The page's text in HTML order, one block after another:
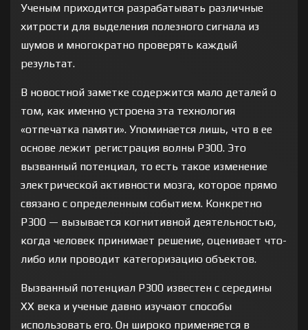
Ученым приходится разрабатывать различные
хитрости для выделения полезного сигнала из
шумов и многократно проверять каждый
результат.
В новостной заметке содержится мало деталей о
том, как именно устроена эта технология
«отпечатка памяти». Упоминается лишь, что в ее
основе лежит регистрация волны P300. Это
вызванный потенциал, то есть такое изменение
электрической активности мозга, которое прямо
связано с определенным событием. Конкретно
P300 — вызывается когнитивной деятельностью,
когда человек принимает решение, оценивает что-
либо или проводит категоризацию объектов.
Вызванный потенциал P300 известен с середины
XX века и ученые давно изучают способы
использовать его. Он широко применяется в